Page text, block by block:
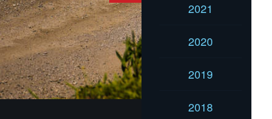
2021
2020
2019
2018